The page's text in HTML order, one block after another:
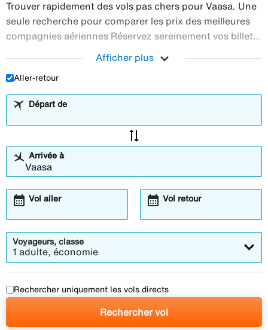
Trouver rapidement des vols pas chers pour Vaasa. Une
seule recherche pour comparer les prix des meilleures
compagnies aériennes Réservez sereinement vos billets
voyages en avion à destination du monde entier.
Afficher plus expand_more
Aller-retour
Départ de
sync_alt
Arrivée à
Vol aller
calendar_month Vol retour
calendar_month
Voyageurs, classe
1 adulte, économie
Rechercher uniquement les vols directs
Rechercher vol